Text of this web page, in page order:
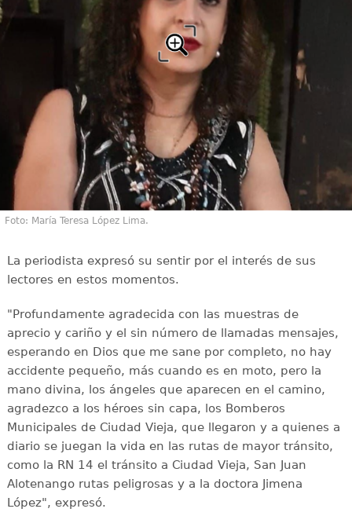
Foto: María Teresa López Lima.
La periodista expresó su sentir por el interés de sus
lectores en estos momentos.
"Profundamente agradecida con las muestras de
aprecio y cariño y el sin número de llamadas mensajes,
esperando en Dios que me sane por completo, no hay
accidente pequeño, más cuando es en moto, pero la
mano divina, los ángeles que aparecen en el camino,
agradezco a los héroes sin capa, los Bomberos
Municipales de Ciudad Vieja, que llegaron y a quienes a
diario se juegan la vida en las rutas de mayor tránsito,
como la RN 14 el tránsito a Ciudad Vieja, San Juan
Alotenango rutas peligrosas y a la doctora Jimena
López", expresó.